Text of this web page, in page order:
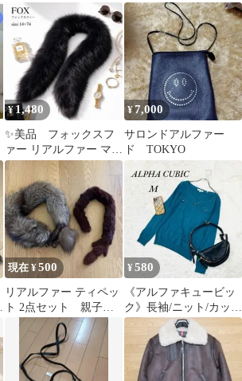
アルファー 顔付き
足付き
¥1,480
✨美品 フォックスフ
ァー リアルファー マフ
ラー ティペット 黒 成
¥7,000
サロンドアルファー
ド TOKYO
現在 ¥500
リアルファー ティペッ
ト 2点セット 親子
¥580
《アルファキュービッ
ク》長袖/ニット/カット
ソー/フェイクポケット/
グリーン/M